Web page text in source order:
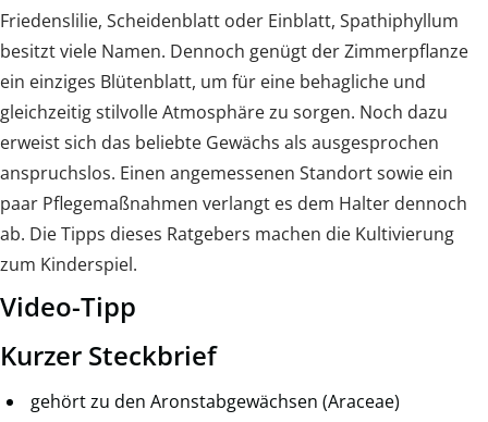
Friedenslilie, Scheidenblatt oder Einblatt, Spathiphyllum
besitzt viele Namen. Dennoch genügt der Zimmerpflanze
ein einziges Blütenblatt, um für eine behagliche und
gleichzeitig stilvolle Atmosphäre zu sorgen. Noch dazu
erweist sich das beliebte Gewächs als ausgesprochen
anspruchslos. Einen angemessenen Standort sowie ein
paar Pflegemaßnahmen verlangt es dem Halter dennoch
ab. Die Tipps dieses Ratgebers machen die Kultivierung
zum Kinderspiel.
Video-Tipp
Kurzer Steckbrief
gehört zu den Aronstabgewächsen (Araceae)